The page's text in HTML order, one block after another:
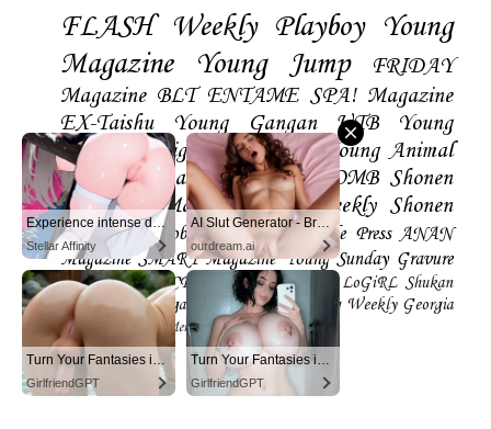
Experience intense desire for girls anytime, anywhere.
Stellar Affinity
AI Slut Generator - Bring your Fantasies to life 🔥
ourdream.ai
Turn Your Fantasies into Reality
GirlfriendGPT
Turn Your Fantasies into Reality on GirlfriendGPT
GirlfriendGPT
FLASH Weekly Playboy Young
Magazine
Young Jump
FRIDAY
Magazine BLT ENTAME SPA! Magazine
EX-Taishu
Young Gangan UTB
Young
Champion Big Comic Spirtis Young Animal
Shonen Magazine BUBKA BOMB Shonen
Champion Manga Action Weekly Shonen
Sunday
Photobooks BRODY Hustle Press ANAN
Magazine SMART Magazine Young Sunday Gravure
The Television CD&DL My Girl Daily LoGiRL Shukan
Taishu Girls! Magazine Soccer Game King Weekly Georgia
Sunday Magazine Mery Magazine